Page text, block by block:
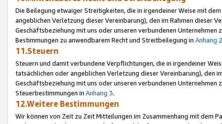
Die Beilegung etwaiger Streitigkeiten, die in irgendeiner Weise mit
angeblichen Verletzung dieser Vereinbarung), den im Rahmen dieser
Geschäftsbeziehung mit uns oder unseren verbundenen
Bestimmungen zu anwendbarem Recht und Streitbeilegung in Anhang 2
11.Steuern
Steuern und damit verbundene Verpflichtungen, die in irgendeiner
tatsächlichen oder angeblichen Verletzung dieser Vereinbarung), den
Geschäftsbeziehung mit uns oder unseren verbundenen
Steuerbestimmungen in Anhang 3.
12.Weitere Bestimmungen
Wir können von Zeit zu Zeit Mitteilungen im Zusammenhang mit dem